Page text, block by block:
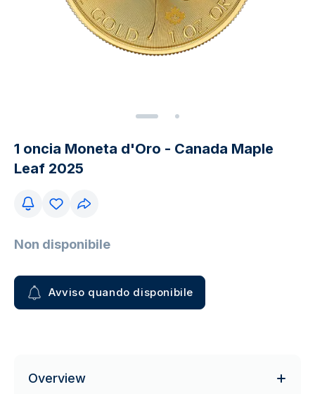
1 oncia Moneta d'Oro - Canada Maple
Leaf 2025
Non disponibile
Avviso quando disponibile
Overview